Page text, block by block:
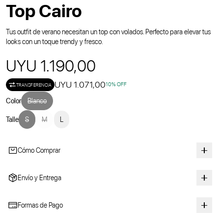
Top Cairo
Tus outfit de verano necesitan un top con volados. Perfecto para elevar tus
looks con un toque trendy y fresco.
UYU 1.190,00
TRANSFERENCIA UYU 1.071,0010% OFF
Color Blanco
Talle S M L
Cómo Comprar
Envío y Entrega
Formas de Pago